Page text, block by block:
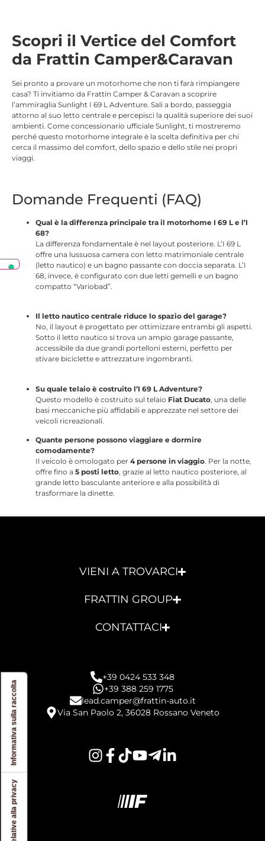
Scopri il Vertice del Comfort
da Frattin Camper&Caravan
Sei pronto a provare un motorhome che non ti farà rimpiangere
casa? Ti invitiamo da Frattin Camper & Caravan a scoprire
l’ammiraglia Sunlight I 69 L Adventure. Sali a bordo, passeggia
attorno al suo letto centrale e percepisci la qualità superiore dei suoi
ambienti. Come concessionario ufficiale Sunlight, ti mostreremo
perché questo motorhome integrale è la scelta definitiva per chi
cerca il massimo del comfort, dello spazio e dello stile nei propri
viaggi.
Domande Frequenti (FAQ)
Qual è la differenza principale tra il motorhome I 69 L e l’I
68?
La differenza fondamentale è nel layout posteriore. L’I 69 L
offre una lussuosa camera con letto matrimoniale centrale
(letto nautico) e un bagno passante con doccia separata. L’I
68, invece, è configurato con due letti gemelli e un bagno
compatto “Variobad”.
Il letto nautico centrale riduce lo spazio del garage?
No, il layout è progettato per ottimizzare entrambi gli aspetti.
Sotto il letto nautico si trova un ampio garage passante,
accessibile da due grandi portelloni esterni, perfetto per
stivare biciclette e attrezzature ingombranti.
Su quale telaio è costruito l’I 69 L Adventure?
Questo modello è costruito sul telaio Fiat Ducato, una delle
basi meccaniche più affidabili e apprezzate nel settore dei
veicoli ricreazionali.
Quante persone possono viaggiare e dormire
comodamente?
Il veicolo è omologato per 4 persone in viaggio. Per la notte,
offre fino a 5 posti letto, grazie al letto nautico posteriore, al
grande letto basculante anteriore e alla possibilità di
trasformare la dinette.
VIENI A TROVARCI
FRATTIN GROUP
CONTATTACI
+39 0424 533 348
+39 388 259 1775
lead.camper@frattin-auto.it
Via San Paolo 2, 36028 Rossano Veneto
Informativa sulla raccolta